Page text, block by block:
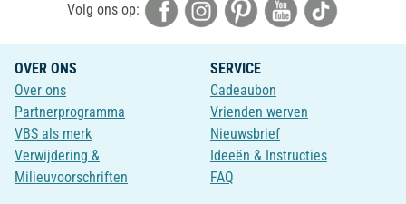
Volg ons op:
OVER ONS
Over ons
Partnerprogramma
VBS als merk
Verwijdering &
Milieuvoorschriften
SERVICE
Cadeaubon
Vrienden werven
Nieuwsbrief
Ideeën & Instructies
FAQ